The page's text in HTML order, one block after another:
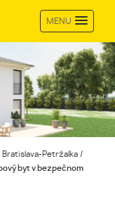
MENU
Petržalka /
byt v bezpečnom